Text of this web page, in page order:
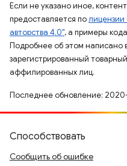
Если не указано иное,
предоставляется по
авторства 4.0", а примеры
Подробнее об этом написано
зарегистрированный
аффилированных лиц.
Последнее обновление: 2020-
Способствовать
Сообщить об ошибке